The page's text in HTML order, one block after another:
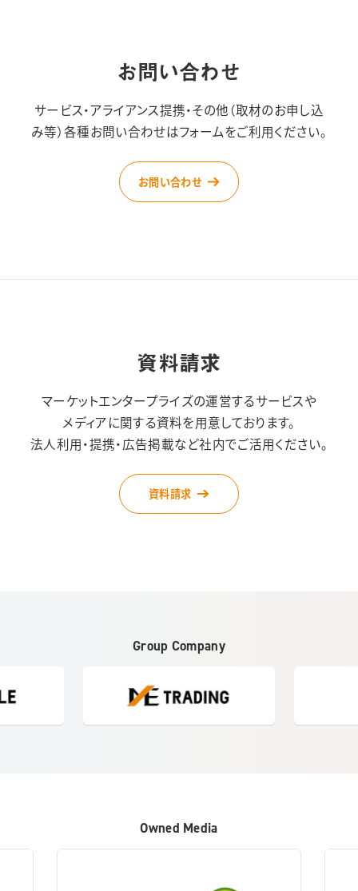
お問い合わせ
サービス・アライアンス提携・その他（取材のお申し込
み等）各種お問い合わせはフォームをご利用ください。
お問い合わせ
資料請求
マーケットエンタープライズの運営するサービスや
メディアに関する資料を用意しております。
法人利用・提携・広告掲載など社内でご活用ください。
資料請求
Group Company
Owned Media